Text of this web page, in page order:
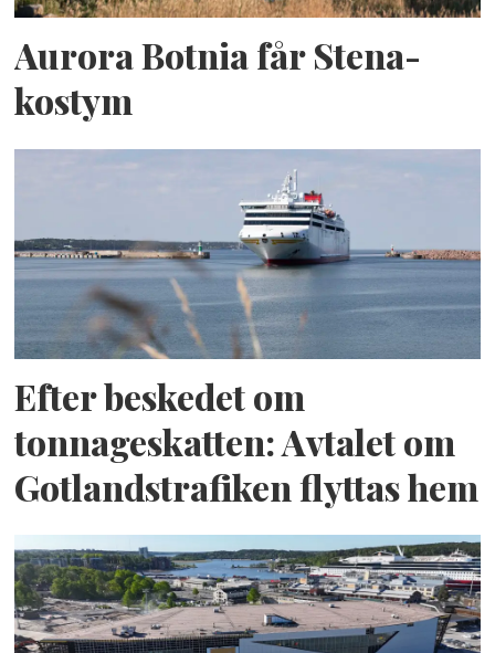
Aurora Botnia får Stena-
kostym
Efter beskedet om
tonnageskatten: Avtalet om
Gotlandstrafiken flyttas hem